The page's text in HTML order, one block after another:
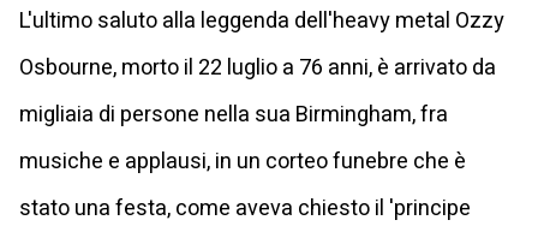
L'ultimo saluto alla leggenda dell'heavy metal Ozzy
Osbourne, morto il 22 luglio a 76 anni, è arrivato da
migliaia di persone nella sua Birmingham, fra
musiche e applausi, in un corteo funebre che è
stato una festa, come aveva chiesto il 'principe